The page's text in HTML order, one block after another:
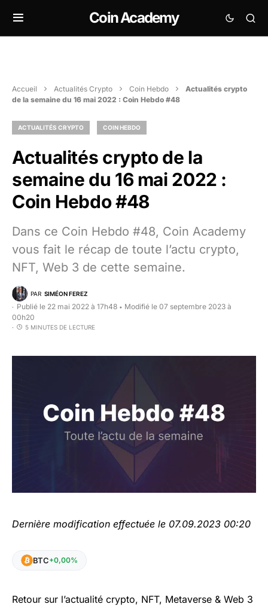
Coin Academy
Accueil Actualités Crypto Coin Hebdo
Actualités crypto
de la semaine du 16 mai 2022 : Coin Hebdo #48
ACTUALITÉS CRYPTO COIN HEBDO
Actualités crypto de la
semaine du 16 mai 2022 :
Coin Hebdo #48
Dans ce Coin Hebdo #48, Coin Academy
vous fait le récap de toute l’actu crypto,
NFT, Web 3 de cette semaine.
PAR SIMÉON FEREZ
Publié le 22 mai 2022 à 17h48 • Modifié le 07 septembre 2023 à
00h20
5 MINUTES DE LECTURE
Dernière modification effectuée le 07.09.2023 00:20
BTC+0,00%
Retour sur l’actualité crypto, NFT, Metaverse & Web 3